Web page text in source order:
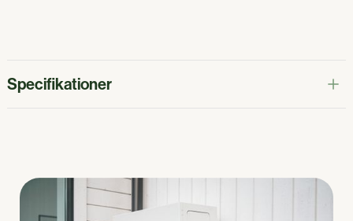
Specifikationer
Batteriets C-rate
2.2
Op til 440% hurtigere end andre systemer